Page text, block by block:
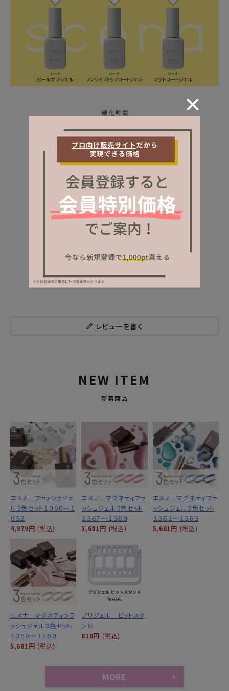
レビューを書く
NEW ITEM
新着商品
エメナ フラッシュジェ
ル３色セット１０５０～１
０５２
4,979円 (税込)
エメナ マグネティフラ
ッシュジェル３色セット
１３６７～１３６９
5,681円 (税込)
エメナ マグネティフラ
ッシュジェル３色セット
１３６１～１３６３
5,681円 (税込)
エメナ マグネティフラ
ッシュジェル３色セット
１３５８～１３６０
5,681円 (税込)
プリジェル ビットスタ
ンド
810円 (税込)
MORE